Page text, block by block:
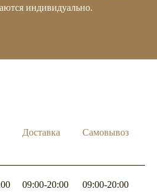
индивидуально.
Доставка Самовывоз
09:00-20:00 09:00-20:00